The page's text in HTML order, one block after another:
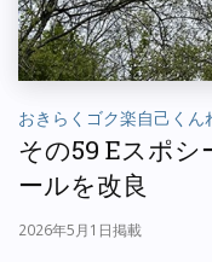
おきらくゴク楽自己くん
その59 Eスポ
ールを改良
2026年5月1日掲載